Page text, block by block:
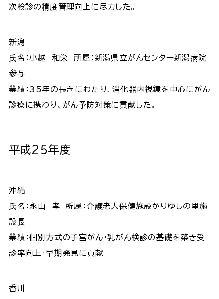
次検診の精度管理向上に尽力した。
新潟
氏名：小越 和栄 所属：新潟県立がんセンター新潟病院
参与
業績：35年の長きにわたり、消化器内視鏡を中心にがん
診療に携わり、がん予防対策に貢献した。
平成25年度
沖縄
氏名：永山 孝 所属：介護老人保健施設かりゆしの里施
設長
業績：個別方式の子宮がん･乳がん検診の基礎を築き受
診率向上･早期発見に貢献
香川